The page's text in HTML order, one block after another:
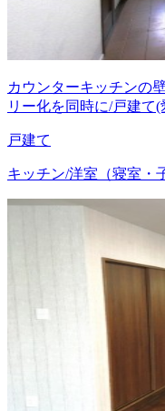
カウンターキッチンの
リー化を同時に/戸建て(
戸建て
キッチン/洋室（寝室・